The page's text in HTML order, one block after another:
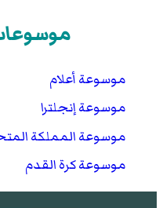
موسوعة أعلام
موسوعة إنجلترا
موسوعة المملكة
موسوعة كرة القدم